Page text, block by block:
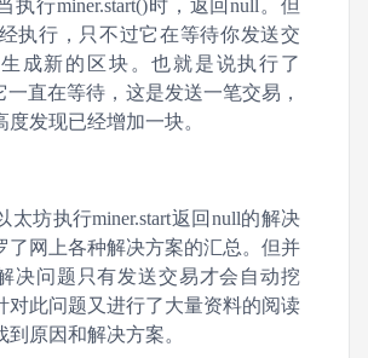
执行miner.start()时，返回null。但
执行，只不过它在等待你发送交
成新的区块。也就是说执行了
一直在等待，这是发送一笔交易，
度发现已经增加一块。
太坊执行miner.start返回null的解决
了网上各种解决方案的汇总。但并
决问题只有发送交易才会自动挖
对此问题又进行了大量资料的阅读
原因和解决方案。